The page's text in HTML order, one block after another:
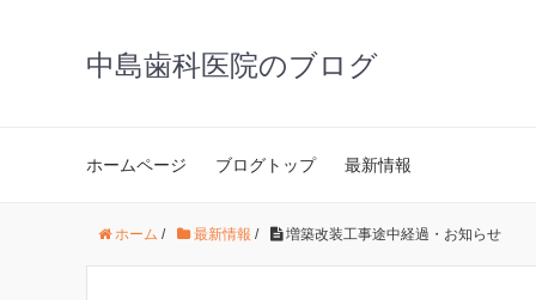
中島歯科医院のブログ
ホームページ ブログトップ 最新情報
ホーム / 最新情報 / 増築改装工事途中経過・お知らせ